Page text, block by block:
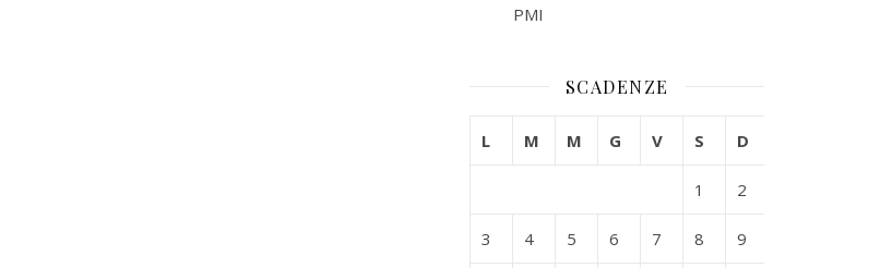
PMI
SCADENZE
L M M G V S D
1 2
3 4 5 6 7 8 9